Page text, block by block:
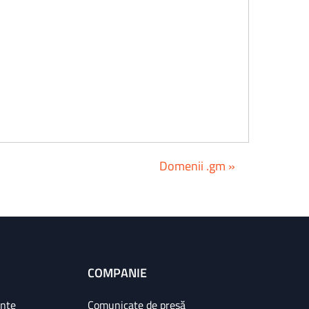
Domenii .gm »
COMPANIE
Comunicate de presă